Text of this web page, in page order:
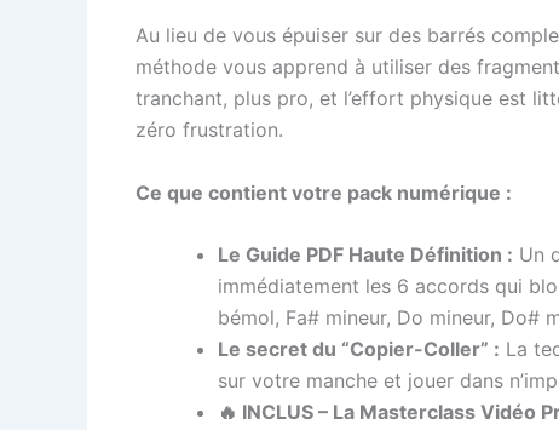
Au lieu de vous épuiser sur des barrés
méthode vous apprend à utiliser des
tranchant, plus pro, et l’effort physique est
zéro frustration.
Ce que contient votre pack numérique :
Le Guide PDF Haute Définition : Un
immédiatement les 6 accords qui
bémol, Fa# mineur, Do mineur, Do#
Le secret du “Copier-Coller” : La
sur votre manche et jouer dans
🔥 INCLUS – La Masterclass Vidéo